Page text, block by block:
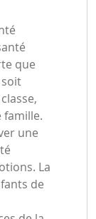
que
une
La
de